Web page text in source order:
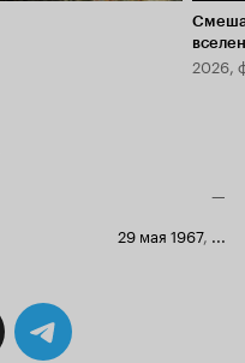
2026,
—
29 мая 1967, ...